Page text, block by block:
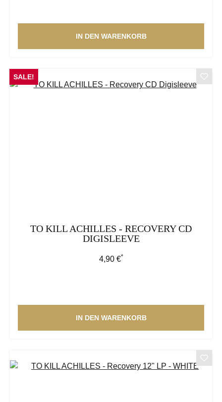
IN DEN WARENKORB
SALE!
TO KILL ACHILLES - RECOVERY CD
DIGISLEEVE
Regulärer Preis:
4,90 €*
IN DEN WARENKORB